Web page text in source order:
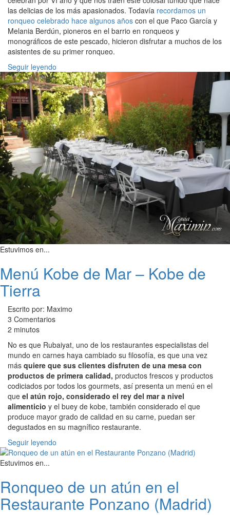
las delicias de los más apasionados. Todavía recordamos un
ronqueo celebrado hace algunos años con el que Paco García y
Melania Berdún, pioneros en el barrio en ronqueos y
monográficos de este pescado, hicieron disfrutar a muchos de los
asistentes de su primer ronqueo.
Seguir leyendo
Estuvimos en...
Menú Kobe de Mar – Kobe de
Tierra
Escrito por: Maximo
3 Comentarios
2 minutos
No es que Rubaiyat, uno de los restaurantes especialistas del
mundo en carnes haya cambiado su filosofía, es que una vez
más quiere que sus clientes disfruten de una mesa con
productos de primera calidad, productos frescos y productos
codiciados por todos los gourmets, así presenta un menú en el
que el atún rojo, considerado el rey del mar a nivel
alimenticio y el buey de kobe, también considerado el que
produce mayor grado de calidad en su carne, puedan ser
degustados en su magnífico restaurante.
Seguir leyendo
Estuvimos en...
Ronqueo de un atún en el
Restaurante Ponzano (Madrid)